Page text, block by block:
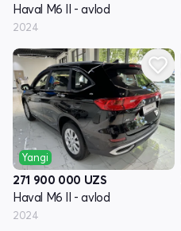
Haval M6 II - avlod
2024
Yangi
271 900 000 UZS
Haval M6 II - avlod
2024